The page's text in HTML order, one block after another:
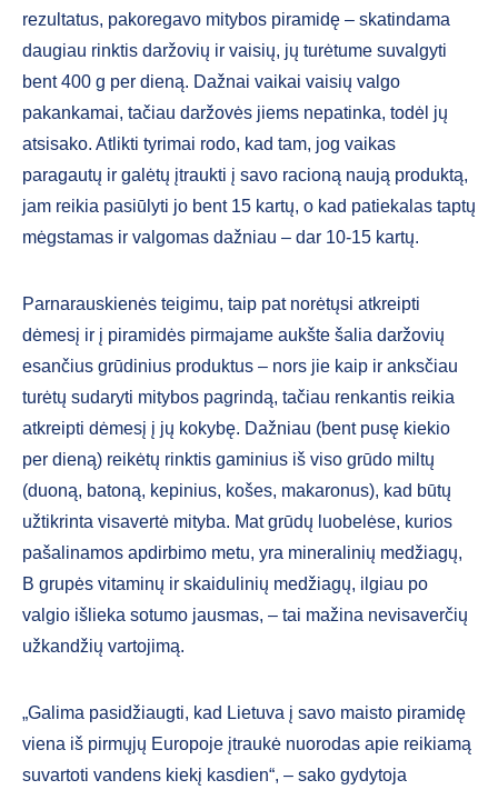
rezultatus, pakoregavo mitybos piramidę – skatindama
daugiau rinktis daržovių ir vaisių, jų turėtume suvalgyti
bent 400 g per dieną. Dažnai vaikai vaisių valgo
pakankamai, tačiau daržovės jiems nepatinka, todėl jų
atsisako. Atlikti tyrimai rodo, kad tam, jog vaikas
paragautų ir galėtų įtraukti į savo racioną naują produktą,
jam reikia pasiūlyti jo bent 15 kartų, o kad patiekalas taptų
mėgstamas ir valgomas dažniau – dar 10-15 kartų.
Parnarauskienės teigimu, taip pat norėtųsi atkreipti
dėmesį ir į piramidės pirmajame aukšte šalia daržovių
esančius grūdinius produktus – nors jie kaip ir anksčiau
turėtų sudaryti mitybos pagrindą, tačiau renkantis reikia
atkreipti dėmesį į jų kokybę. Dažniau (bent pusę kiekio
per dieną) reikėtų rinktis gaminius iš viso grūdo miltų
(duoną, batoną, kepinius, košes, makaronus), kad būtų
užtikrinta visavertė mityba. Mat grūdų luobelėse, kurios
pašalinamos apdirbimo metu, yra mineralinių medžiagų,
B grupės vitaminų ir skaidulinių medžiagų, ilgiau po
valgio išlieka sotumo jausmas, – tai mažina nevisaverčių
užkandžių vartojimą.
„Galima pasidžiaugti, kad Lietuva į savo maisto piramidę
viena iš pirmųjų Europoje įtraukė nuorodas apie reikiamą
suvartoti vandens kiekį kasdien“, – sako gydytoja